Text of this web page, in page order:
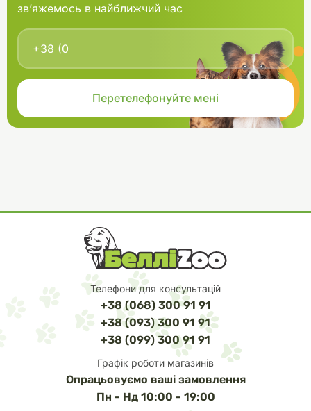
В кошик
зв’яжемось в найближчий час
Телефони для консультацій
+38 (068) 300 91 91
+38 (093) 300 91 91
+38 (099) 300 91 91
Графік роботи магазинів
Опрацьовуємо ваші замовлення
Пн - Нд 10:00 - 19:00